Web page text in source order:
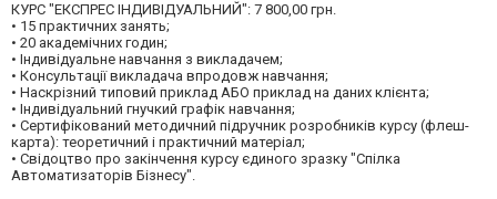
КУРС "ЕКСПРЕС ІНДИВІДУАЛЬНИЙ": 7 800,00 грн.
• 15 практичних занять;
• 20 академічних годин;
• Індивідуальне навчання з викладачем;
• Консультації викладача впродовж навчання;
• Наскрізний типовий приклад АБО приклад на даних клієнта;
• Індивідуальний гнучкий графік навчання;
• Сертифікований методичний підручник розробників курсу (флеш-
карта): теоретичний і практичний матеріал;
• Свідоцтво про закінчення курсу єдиного зразку "Спілка
Автоматизаторів Бізнесу".